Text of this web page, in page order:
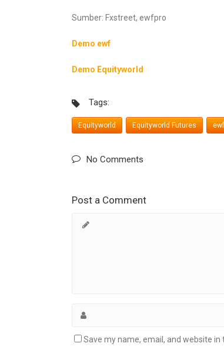
Sumber: Fxstreet, ewfpro
Demo ewf
Demo Equityworld
Tags:
Equityworld Equityworld Futures ewf
No Comments
Post a Comment
Save my name, email, and website